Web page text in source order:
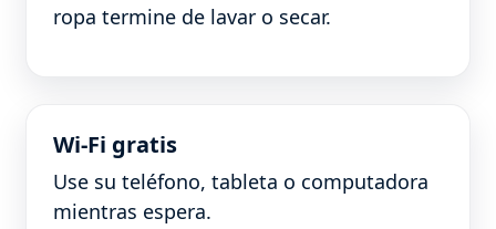
ropa termine de lavar o secar.
Wi-Fi gratis
Use su teléfono, tableta o computadora
mientras espera.